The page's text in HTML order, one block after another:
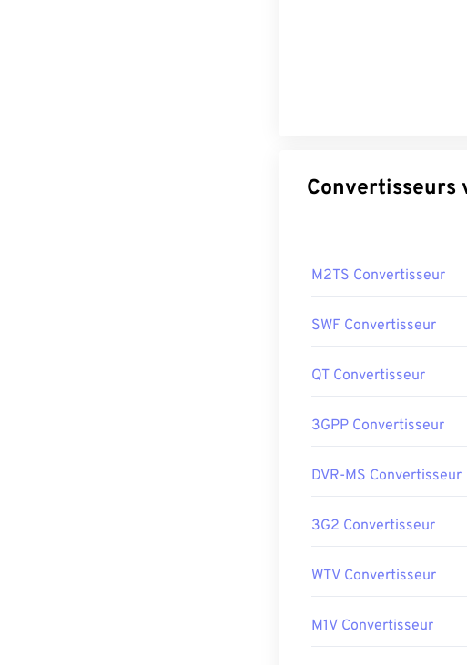
M2TS Convertisseur
SWF Convertisseur
QT Convertisseur
3GPP Convertisseur
DVR-MS Convertisseur
3G2 Convertisseur
WTV Convertisseur
M1V Convertisseur